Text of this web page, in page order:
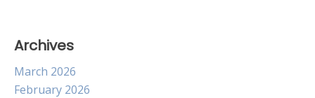
Archives
March 2026
February 2026